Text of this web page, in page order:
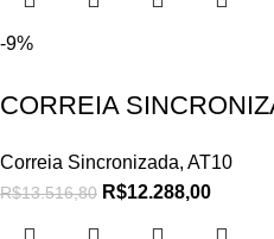
-9%
CORREIA
Correia Sincronizada, AT10
R$13.516,80 R$12.288,00